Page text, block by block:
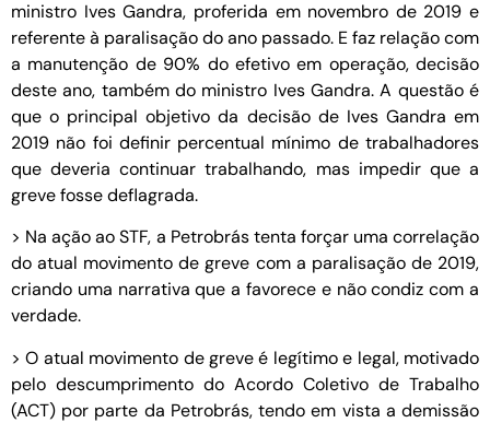
ministro Ives Gandra, proferida em novembro de 2019 e
referente à paralisação do ano passado. E faz relação com
a manutenção de 90% do efetivo em operação, decisão
deste ano, também do ministro Ives Gandra. A questão é
que o principal objetivo da decisão de Ives Gandra em
2019 não foi definir percentual mínimo de trabalhadores
que deveria continuar trabalhando, mas impedir que a
greve fosse deflagrada.
> Na ação ao STF, a Petrobrás tenta forçar uma correlação
do atual movimento de greve com a paralisação de 2019,
criando uma narrativa que a favorece e não condiz com a
verdade.
> O atual movimento de greve é legítimo e legal, motivado
pelo descumprimento do Acordo Coletivo de Trabalho
(ACT) por parte da Petrobrás, tendo em vista a demissão